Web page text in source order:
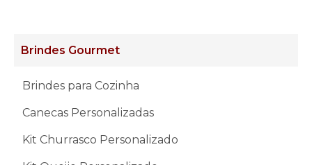
Brindes Gourmet
Brindes para Cozinha
Canecas Personalizadas
Kit Churrasco Personalizado